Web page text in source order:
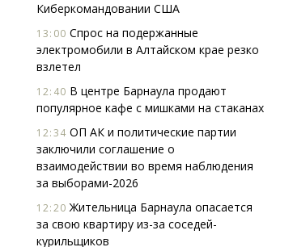
Киберкомандовании США
13:00 Спрос на подержанные
электромобили в Алтайском крае резко
взлетел
12:40 В центре Барнаула продают
популярное кафе с мишками на стаканах
12:34 ОП АК и политические партии
заключили соглашение о
взаимодействии во время наблюдения
за выборами-2026
12:20 Жительница Барнаула опасается
за свою квартиру из-за соседей-
курильщиков